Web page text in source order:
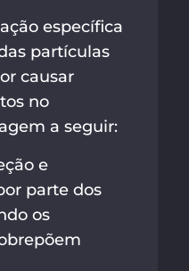
específica
partículas
causar
no
a seguir:
e
parte dos
os